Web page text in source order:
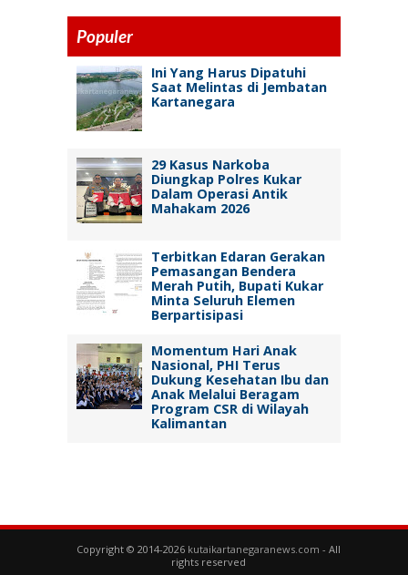
Populer
Ini Yang Harus Dipatuhi
Saat Melintas di Jembatan
Kartanegara
29 Kasus Narkoba
Diungkap Polres Kukar
Dalam Operasi Antik
Mahakam 2026
Terbitkan Edaran Gerakan
Pemasangan Bendera
Merah Putih, Bupati Kukar
Minta Seluruh Elemen
Berpartisipasi
Momentum Hari Anak
Nasional, PHI Terus
Dukung Kesehatan Ibu dan
Anak Melalui Beragam
Program CSR di Wilayah
Kalimantan
Copyright © 2014-2026 kutaikartanegaranews.com - All
rights reserved